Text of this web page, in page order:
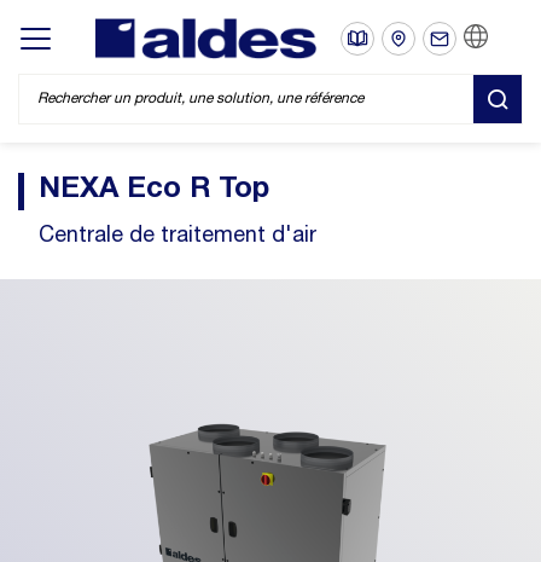
Display/hide main menu
NEXA Eco R Top
Centrale de traitement d'air